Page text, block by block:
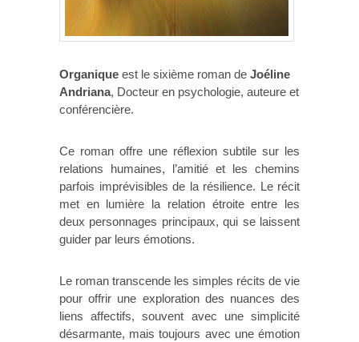
Organique est le sixième roman de Joéline
Andriana, Docteur en psychologie, auteure et
conférencière.
Ce roman offre une réflexion subtile sur les
relations humaines, l’amitié et les chemins
parfois imprévisibles de la résilience. Le récit
met en lumière la relation étroite entre les
deux personnages principaux, qui se laissent
guider par leurs émotions.
Le roman transcende les simples récits de vie
pour offrir une exploration des nuances des
liens affectifs, souvent avec une simplicité
désarmante, mais toujours avec une émotion